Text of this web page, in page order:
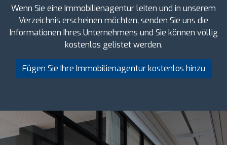
Wenn Sie eine Immobilienagentur leiten und in unserem
Verzeichnis erscheinen möchten, senden Sie uns die
Informationen Ihres Unternehmens und Sie können völlig
kostenlos gelistet werden.
Fügen Sie Ihre Immobilienagentur kostenlos hinzu